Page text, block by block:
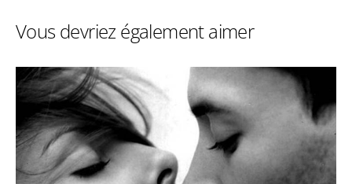
Vous devriez également aimer